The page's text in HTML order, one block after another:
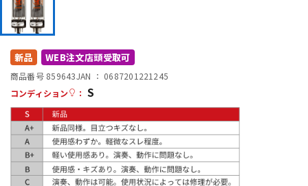
配信/ライブ機器
中古 ヴィンテージ
新品 WEB注文店頭受取可
商品番号 859643JAN ： 0687201221245
コンディション
： S